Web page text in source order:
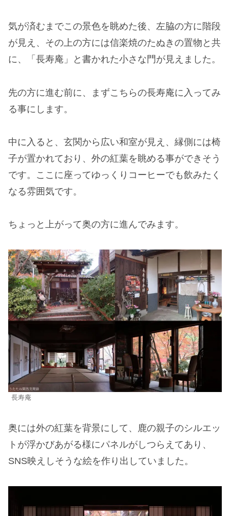
気が済むまでこの景色を眺めた後、左脇の方に階段
が見え、その上の方には信楽焼のたぬきの置物と共
に、「長寿庵」と書かれた小さな門が見えました。
先の方に進む前に、まずこちらの長寿庵に入ってみ
る事にします。
中に入ると、玄関から広い和室が見え、縁側には椅
子が置かれており、外の紅葉を眺める事ができそう
です。ここに座ってゆっくりコーヒーでも飲みたく
なる雰囲気です。
ちょっと上がって奥の方に進んでみます。
長寿庵
奥には外の紅葉を背景にして、鹿の親子のシルエッ
トが浮かびあがる様にパネルがしつらえてあり、
SNS映えしそうな絵を作り出していました。